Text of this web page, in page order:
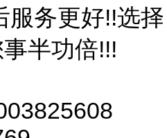
服务更好!!选择
半功倍!!!